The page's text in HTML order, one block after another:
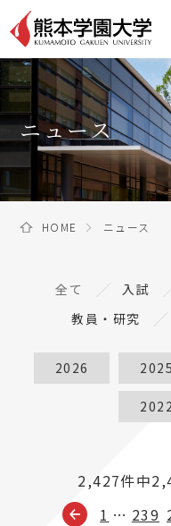
ニュース
HOME ニュース
全て 入試
教員・研究
2026 2025
2022
2,427件中
1 … 239